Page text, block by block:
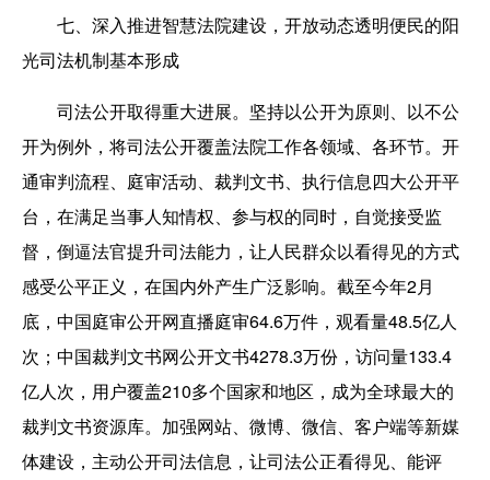
七、深入推进智慧法院建设，开放动态透明便民的阳
光司法机制基本形成
司法公开取得重大进展。坚持以公开为原则、以不公
开为例外，将司法公开覆盖法院工作各领域、各环节。开
通审判流程、庭审活动、裁判文书、执行信息四大公开平
台，在满足当事人知情权、参与权的同时，自觉接受监
督，倒逼法官提升司法能力，让人民群众以看得见的方式
感受公平正义，在国内外产生广泛影响。截至今年2月
底，中国庭审公开网直播庭审64.6万件，观看量48.5亿人
次；中国裁判文书网公开文书4278.3万份，访问量133.4
亿人次，用户覆盖210多个国家和地区，成为全球最大的
裁判文书资源库。加强网站、微博、微信、客户端等新媒
体建设，主动公开司法信息，让司法公正看得见、能评